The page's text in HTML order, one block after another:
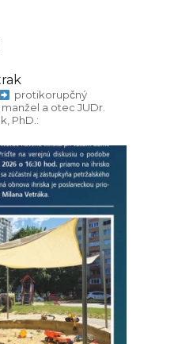
protikorupčný
a otec JUDr.
PhD.: